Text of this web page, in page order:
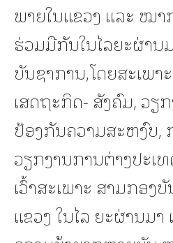
ພາຍໃນແຂວງ ແລະ ໝ
ຮ່ວມມືກັນໃນໄລຍະຜ່ານ
ບັນຊາການ,ໂດຍສະເພ
ເສດຖະກິດ- ສັງຄົມ, ວຽ
ປ້ອງກັນຄວາມສະຫງົບ,
ວຽກງານການຕ່າງປະເ
ເວົ້າສະເພາະ ສາມກອ
ແຂວງ ໃນໄລ ຍະຜ່ານມ